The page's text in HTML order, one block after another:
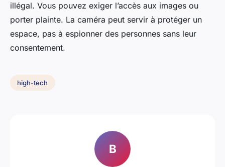
illégal. Vous pouvez exiger l’accès aux images ou
porter plainte. La caméra peut servir à protéger un
espace, pas à espionner des personnes sans leur
consentement.
high-tech
B